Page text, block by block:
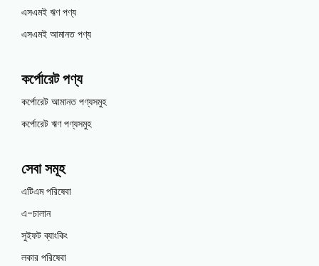
এসএমই ঋণ পণ্য
এসএমই আমানত পণ্য
কর্পোরেট পণ্য
কর্পোরেট আমানত পণ্যসমুহ
কর্পোরেট ঋণ পণ্যসমুহ
সেবা সমূহ
এটিএম পরিষেবা
এ-চালান
সুইফট ব্যাংকিং
লকার পরিষেবা